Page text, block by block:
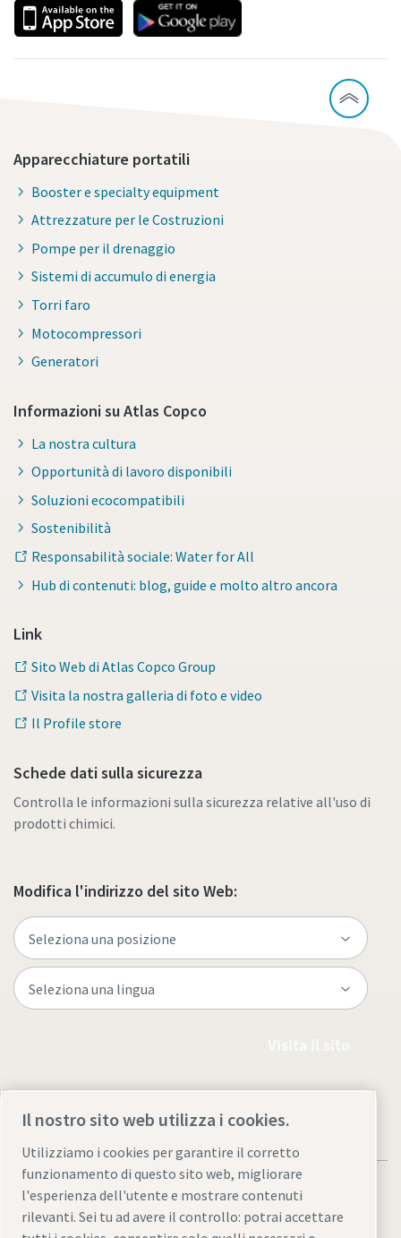
Apparecchiature portatili
Booster e specialty equipment
Attrezzature per le Costruzioni
Pompe per il drenaggio
Sistemi di accumulo di energia
Torri faro
Motocompressori
Generatori
Informazioni su Atlas Copco
La nostra cultura
Opportunità di lavoro disponibili
Soluzioni ecocompatibili
Sostenibilità
Responsabilità sociale: Water for All
Hub di contenuti: blog, guide e molto altro ancora
Link
Sito Web di Atlas Copco Group
Visita la nostra galleria di foto e video
Il Profile store
Schede dati sulla sicurezza
Controlla le informazioni sulla sicurezza relative all'uso di
prodotti chimici.
Modifica l'indirizzo del sito Web:
Il nostro sito web utilizza i cookies.
Utilizziamo i cookies per garantire il corretto
funzionamento di questo sito web, migliorare
l'esperienza dell'utente e mostrare contenuti
rilevanti. Sei tu ad avere il controllo: potrai accettare